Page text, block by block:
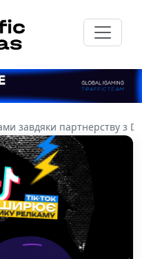
завдяки партнерству з